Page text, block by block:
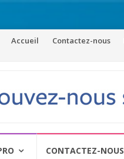
Aller
Accueil Contactez-nous
CONTACTEZ-NOUS